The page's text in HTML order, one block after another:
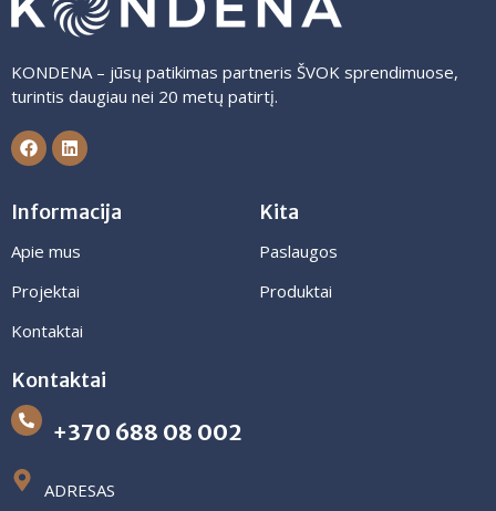
KONDENA – jūsų patikimas partneris ŠVOK sprendimuose,
turintis daugiau nei 20 metų patirtį.
Informacija
Apie mus
Projektai
Kontaktai
Kita
Paslaugos
Produktai
Kontaktai
+370 688 08 002
ADRESAS